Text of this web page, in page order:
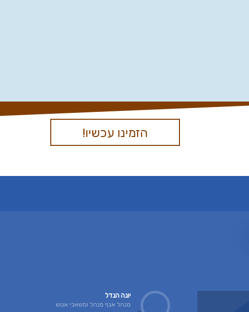
הזמינו עכשיו!
יונה הנדל
מנהל אגף מנהל ומשאבי אנוש